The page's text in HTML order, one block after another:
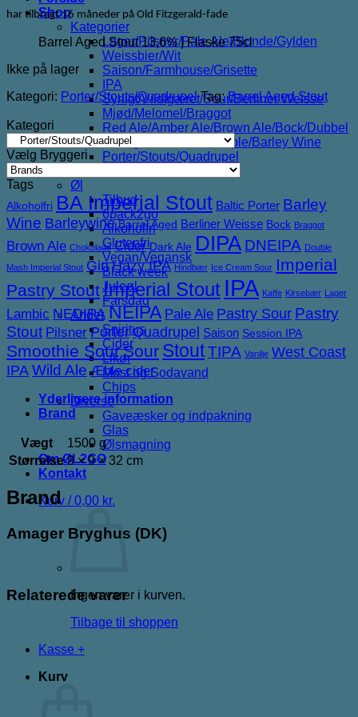
Shop
Kategorier
Lager/Pilsner/Pale Ale/Blonde/Gylden
Weissbier/Wit
Saison/Farmhouse/Grisette
IPA
Syrligt/Vildtgæret/Sour/Berliner Weisse
Mjød/Melomel/Braggot
Red Ale/Amber Ale/Brown Ale/Bock/Dubbel
Strong Ale/Dark Ale/Triple/Barley Wine
Porter/Stouts/Quadrupel
Øl
Tilbud
6pack2go
Alkoholfri
Glutenfri
Vegan/Vegansk
Black week
Juleøl
Farsdag
Andet
Spiritus
Cider
Likør
Most og Sodavand
Chips
Diverse
Gaveæsker og indpakning
Glas
Ølsmagning
Om ØL2GO
Kontakt
Kurv /0,00 kr.
Ingen varer i kurven.
Tilbage til shoppen
Kasse +
Kurv
har tilbragt 16 måneder på Old Fitzgerald-fade
Barrel Aged Stout 13,6% | Flaske 75cl
Ikke på lager
Kategori: Porter/Stouts/Quadrupel Tag:Barrel Aged Stout
Kategori
Vælg Bryggeri
Tags
Alkoholfri BA Imperial Stout Baltic Porter Barley
Wine Barleywine Barrel Aged Berliner Weisse Bock Braggot
Brown Ale Chokolade Cider Dark Ale DIPA DNEIPA Double
Mash Imperial Stout GinHazy IPA Hindbær Ice Cream Sour Imperial
Pastry StoutImperial Stout IPA Kaffe Kirsebær Lager
Lambic NEDIPANEIPA Pale Ale Pastry Sour Pastry
Stout Pilsner Porter Quadrupel Saison Session IPA
Smoothie SourSour StoutTIPA Vanilje West Coast
IPAWild Ale Æble cider
Yderligere information
Brand
Vægt
1500 g
Størrelse 9 × 9 × 32 cm
Brand
Amager Bryghus (DK)
Relaterede varer